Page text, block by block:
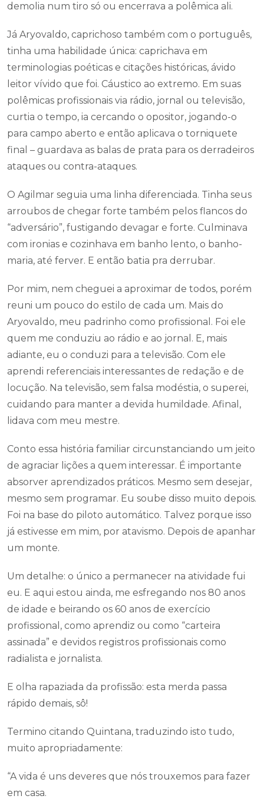
demolia num tiro só ou encerrava a polêmica ali.
Já Aryovaldo, caprichoso também com o português,
tinha uma habilidade única: caprichava em
terminologias poéticas e citações históricas, ávido
leitor vívido que foi. Cáustico ao extremo. Em suas
polêmicas profissionais via rádio, jornal ou televisão,
curtia o tempo, ia cercando o opositor, jogando-o
para campo aberto e então aplicava o torniquete
final – guardava as balas de prata para os derradeiros
ataques ou contra-ataques.
O Agilmar seguia uma linha diferenciada. Tinha seus
arroubos de chegar forte também pelos flancos do
“adversário”, fustigando devagar e forte. Culminava
com ironias e cozinhava em banho lento, o banho-
maria, até ferver. E então batia pra derrubar.
Por mim, nem cheguei a aproximar de todos, porém
reuni um pouco do estilo de cada um. Mais do
Aryovaldo, meu padrinho como profissional. Foi ele
quem me conduziu ao rádio e ao jornal. E, mais
adiante, eu o conduzi para a televisão. Com ele
aprendi referenciais interessantes de redação e de
locução. Na televisão, sem falsa modéstia, o superei,
cuidando para manter a devida humildade. Afinal,
lidava com meu mestre.
Conto essa história familiar circunstanciando um jeito
de agraciar lições a quem interessar. É importante
absorver aprendizados práticos. Mesmo sem desejar,
mesmo sem programar. Eu soube disso muito depois.
Foi na base do piloto automático. Talvez porque isso
já estivesse em mim, por atavismo. Depois de apanhar
um monte.
Um detalhe: o único a permanecer na atividade fui
eu. E aqui estou ainda, me esfregando nos 80 anos
de idade e beirando os 60 anos de exercício
profissional, como aprendiz ou como “carteira
assinada” e devidos registros profissionais como
radialista e jornalista.
E olha rapaziada da profissão: esta merda passa
rápido demais, sô!
Termino citando Quintana, traduzindo isto tudo,
muito apropriadamente:
“A vida é uns deveres que nós trouxemos para fazer
em casa.